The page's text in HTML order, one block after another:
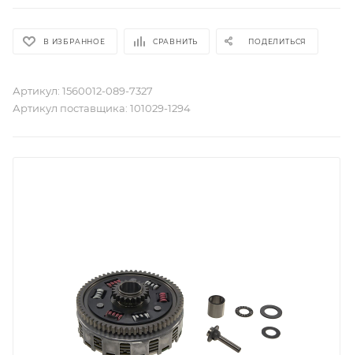
В ИЗБРАННОЕ СРАВНИТЬ ПОДЕЛИТЬСЯ
Артикул: 1560012-089-7327
Артикул поставщика: 101029-1294